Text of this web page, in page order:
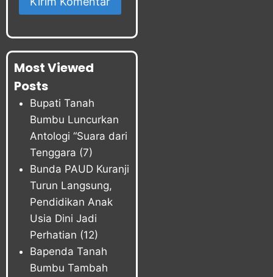
Most Viewed
Posts
Bupati Tanah
Bumbu Luncurkan
Antologi “Suara dari
Tenggara (7)
Bunda PAUD Kuranji
Turun Langsung,
Pendidikan Anak
Usia Dini Jadi
Perhatian (12)
Bapenda Tanah
Bumbu Tambah